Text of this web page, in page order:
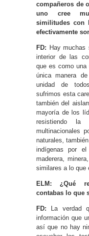
compañeros de
uno cree
similitudes con
efectivamente
FD: Hay muchas
interior de las
que es como
única manera
unidad de
sufrimos esta
también del
mayoría de los
resistiendo la
multinacionales
naturales,
indígenas por
maderera,
similares a lo que
ELM: ¿Qué
contabas lo que
FD: La verdad
información que
así que no hay